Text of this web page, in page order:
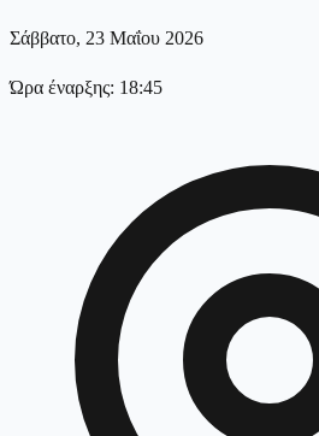
Σάββατο, 23 Μαΐου 2026
Ώρα έναρξης: 18:45